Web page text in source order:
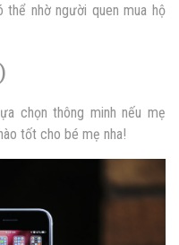
nhờ người quen mua hộ
chọn thông minh nếu mẹ
tốt cho bé mẹ nha!